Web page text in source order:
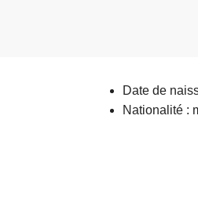
Date de
Nationalité :